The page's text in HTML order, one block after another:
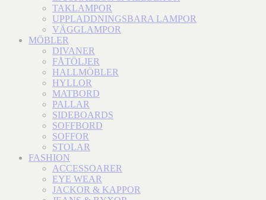
TAKLAMPOR
UPPLADDNINGSBARA LAMPOR
VÄGGLAMPOR
MÖBLER
DIVANER
FÅTÖLJER
HALLMÖBLER
HYLLOR
MATBORD
PALLAR
SIDEBOARDS
SOFFBORD
SOFFOR
STOLAR
FASHION
ACCESSOARER
EYE WEAR
JACKOR & KAPPOR